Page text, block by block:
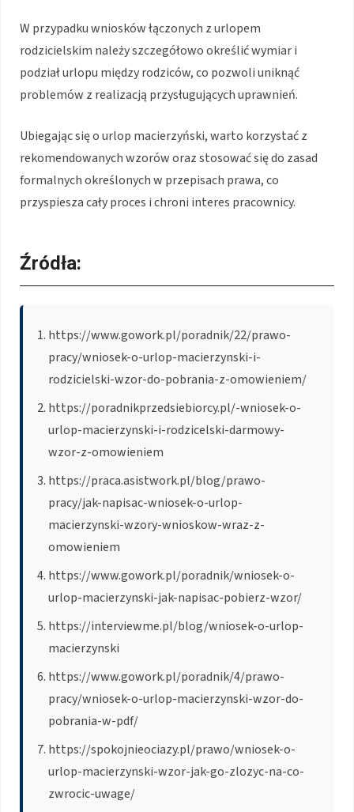
W przypadku wniosków łączonych z urlopem
rodzicielskim należy szczegółowo określić wymiar i
podział urlopu między rodziców, co pozwoli uniknąć
problemów z realizacją przysługujących uprawnień.
Ubiegając się o urlop macierzyński, warto korzystać z
rekomendowanych wzorów oraz stosować się do zasad
formalnych określonych w przepisach prawa, co
przyspiesza cały proces i chroni interes pracownicy.
Źródła:
https://www.gowork.pl/poradnik/22/prawo-
pracy/wniosek-o-urlop-macierzynski-i-
rodzicielski-wzor-do-pobrania-z-omowieniem/
https://poradnikprzedsiebiorcy.pl/-wniosek-o-
urlop-macierzynski-i-rodzicelski-darmowy-
wzor-z-omowieniem
https://praca.asistwork.pl/blog/prawo-
pracy/jak-napisac-wniosek-o-urlop-
macierzynski-wzory-wnioskow-wraz-z-
omowieniem
https://www.gowork.pl/poradnik/wniosek-o-
urlop-macierzynski-jak-napisac-pobierz-wzor/
https://interviewme.pl/blog/wniosek-o-urlop-
macierzynski
https://www.gowork.pl/poradnik/4/prawo-
pracy/wniosek-o-urlop-macierzynski-wzor-do-
pobrania-w-pdf/
https://spokojnieociazy.pl/prawo/wniosek-o-
urlop-macierzynski-wzor-jak-go-zlozyc-na-co-
zwrocic-uwage/